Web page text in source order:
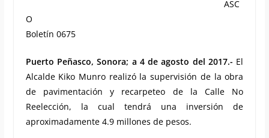
ASC
O
Boletín 0675
Puerto Peñasco, Sonora; a 4 de agosto del 2017.- El
Alcalde Kiko Munro realizó la supervisión de la obra
de pavimentación y recarpeteo de la Calle No
Reelección, la cual tendrá una inversión de
aproximadamente 4.9 millones de pesos.